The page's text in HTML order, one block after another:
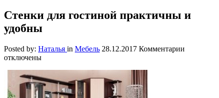
Стенки для гостиной практичны и
удобны
Posted by: Наталья in Мебель 28.12.2017 Комментарии
отключены